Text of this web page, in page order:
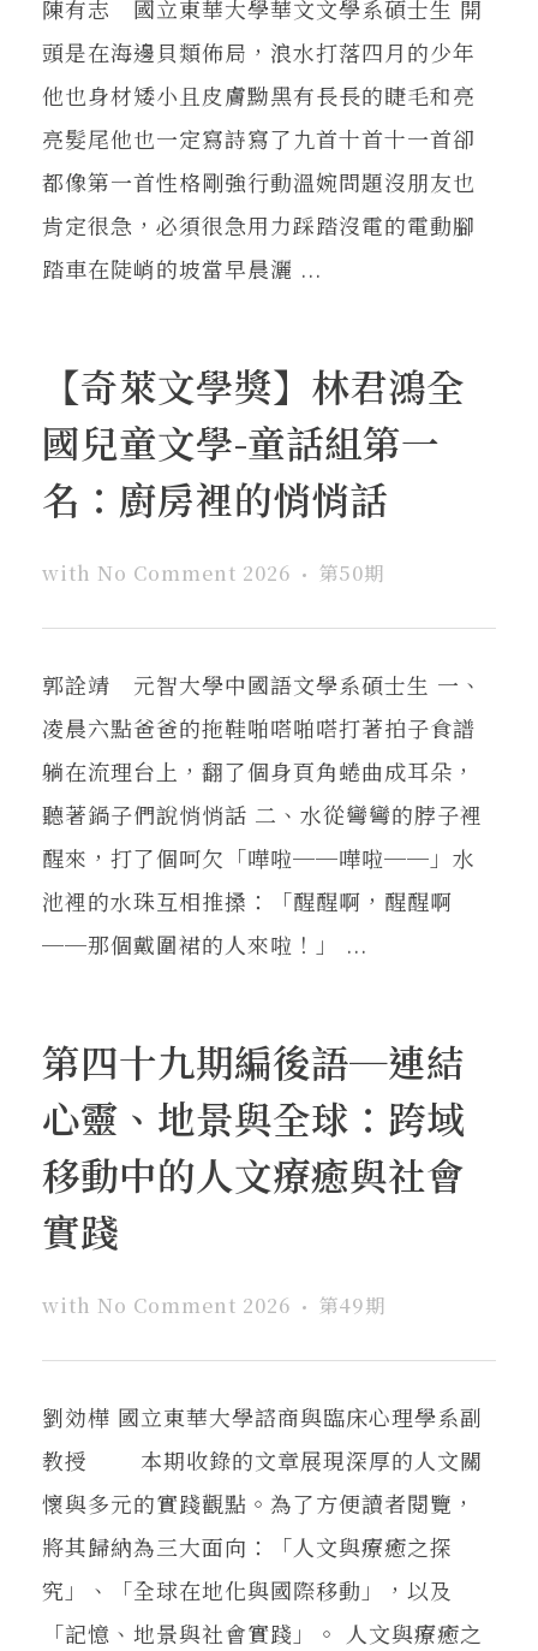
陳有志 國立東華大學華文文學系碩士生 開
頭是在海邊貝類佈局，浪水打落四月的少年
他也身材矮小且皮膚黝黑有長長的睫毛和亮
亮髮尾他也一定寫詩寫了九首十首十一首卻
都像第一首性格剛強行動溫婉問題沒朋友也
肯定很急，必須很急用力踩踏沒電的電動腳
踏車在陡峭的坡當早晨灑 ...
【奇萊文學獎】林君鴻全
國兒童文學-童話組第一
名：廚房裡的悄悄話
with No Comment 2026 第50期
郭詮靖 元智大學中國語文學系碩士生 一、
凌晨六點爸爸的拖鞋啪嗒啪嗒打著拍子食譜
躺在流理台上，翻了個身頁角蜷曲成耳朵，
聽著鍋子們說悄悄話 二、水從彎彎的脖子裡
醒來，打了個呵欠「嘩啦──嘩啦──」水
池裡的水珠互相推搡：「醒醒啊，醒醒啊
──那個戴圍裙的人來啦！」 ...
第四十九期編後語─連結
心靈、地景與全球：跨域
移動中的人文療癒與社會
實踐
with No Comment 2026 第49期
劉効樺 國立東華大學諮商與臨床心理學系副
教授 本期收錄的文章展現深厚的人文關
懷與多元的實踐觀點。為了方便讀者閱覽，
將其歸納為三大面向：「人文與療癒之探
究」、「全球在地化與國際移動」，以及
「記憶、地景與社會實踐」。 人文與療癒之